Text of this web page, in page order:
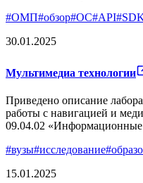
#ОМП#обзор#ОС#АPI#
30.01.2025
Мультимедиа технологии
Приведено описание
работы с навигацией и
09.04.02
#вузы#исследование#
15.01.2025